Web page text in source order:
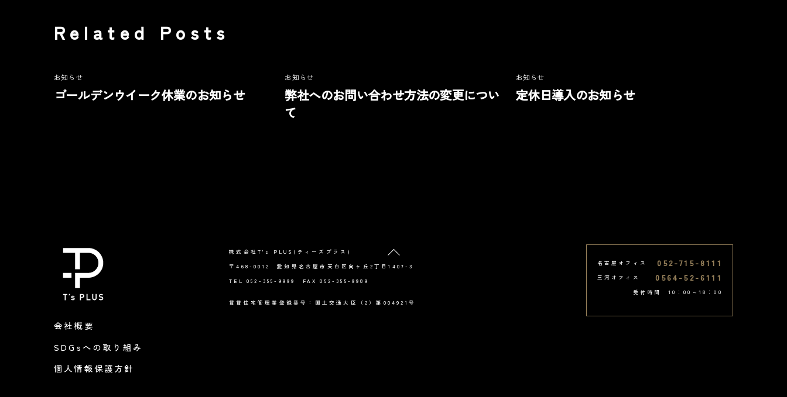
Related Posts
お知らせ
ゴールデンウイーク休業のお知らせ
お知らせ
弊社へのお問い合わせ方法の変更につい
て
お知らせ
定休日導入のお知らせ
Back
To
会社概要
SDGsへの取り組み
個人情報保護方針
株式会社T's PLUS(ティーズプラス)
〒468-0012 愛知県名古屋市天白区向ヶ丘2丁目1407-3
TEL 052-355-9999 FAX 052-355-9989
賃貸住宅管理業登録番号：国土交通大臣（2）第004921号
名古屋オフィス 052-715-8111
三河オフィス 0564-52-6111
受付時間 10：00～18：00